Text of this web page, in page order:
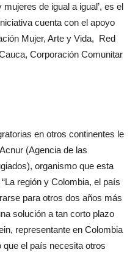
de igual a igual’, es el
cuenta con el apoyo
Mujer, Arte y Vida, Red
Corporación Comunitar
en otros continentes le
(Agencia de las
organismo que esta
región y Colombia, el país
para otros dos años más
solución a tan corto plazo
representante en Colombia
que el país necesita otros